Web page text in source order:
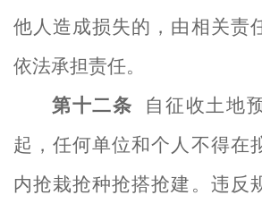
他人造成损失的，由相关责
依法承担责任。
第十二条
自征收土地
起，任何单位和个人不得在
内抢栽抢种抢搭抢建。违反